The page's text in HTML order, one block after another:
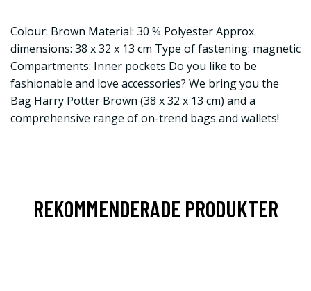
Colour: Brown Material: 30 % Polyester Approx.
dimensions: 38 x 32 x 13 cm Type of fastening: magnetic
Compartments: Inner pockets Do you like to be
fashionable and love accessories? We bring you the
Bag Harry Potter Brown (38 x 32 x 13 cm) and a
comprehensive range of on-trend bags and wallets!
REKOMMENDERADE PRODUKTER